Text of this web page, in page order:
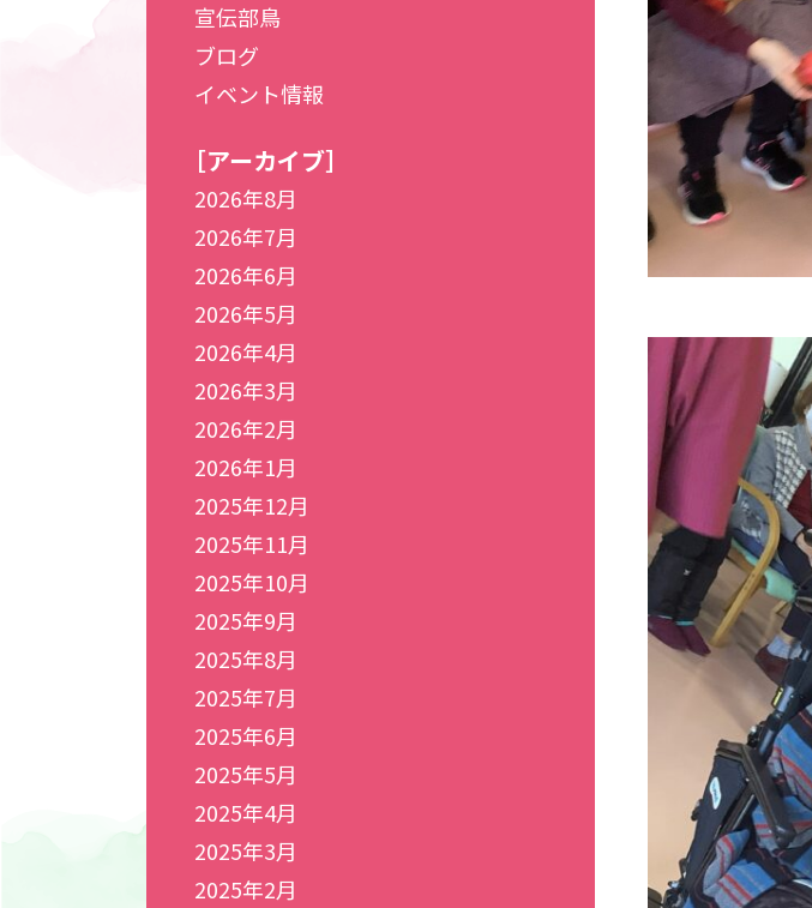
宣伝部鳥
ブログ
イベント情報
［アーカイブ］
2026年8月
2026年7月
2026年6月
2026年5月
2026年4月
2026年3月
2026年2月
2026年1月
2025年12月
2025年11月
2025年10月
2025年9月
2025年8月
2025年7月
2025年6月
2025年5月
2025年4月
2025年3月
2025年2月